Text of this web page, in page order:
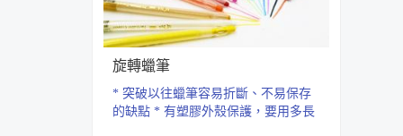
旋轉蠟筆
* 突破以往蠟筆容易折斷、不易保存
的缺點 * 有塑膠外殼保護，要用多長